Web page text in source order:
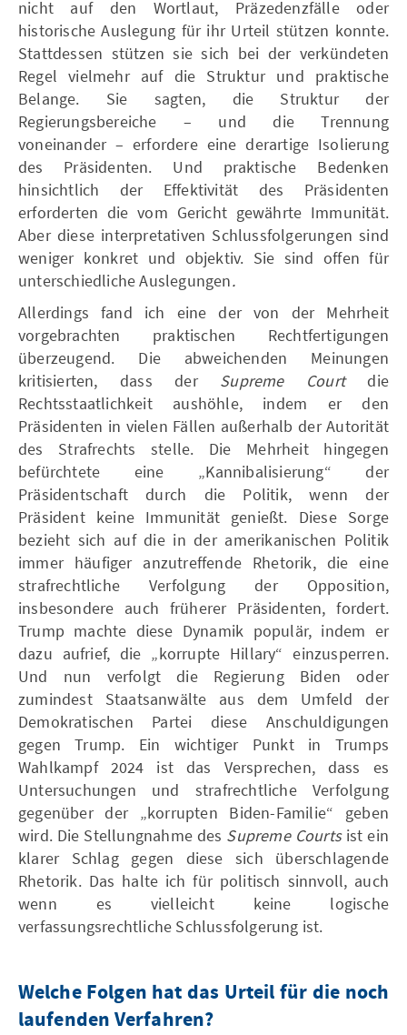
nicht auf den Wortlaut, Präzedenzfälle oder
historische Auslegung für ihr Urteil stützen konnte.
Stattdessen stützen sie sich bei der verkündeten
Regel vielmehr auf die Struktur und praktische
Belange. Sie sagten, die Struktur der
Regierungsbereiche – und die Trennung
voneinander – erfordere eine derartige Isolierung
des Präsidenten. Und praktische Bedenken
hinsichtlich der Effektivität des Präsidenten
erforderten die vom Gericht gewährte Immunität.
Aber diese interpretativen Schlussfolgerungen sind
weniger konkret und objektiv. Sie sind offen für
unterschiedliche Auslegungen.
Allerdings fand ich eine der von der Mehrheit
vorgebrachten praktischen Rechtfertigungen
überzeugend. Die abweichenden Meinungen
kritisierten, dass der Supreme Courtdie
Rechtsstaatlichkeit aushöhle, indem er den
Präsidenten in vielen Fällen außerhalb der Autorität
des Strafrechts stelle. Die Mehrheit hingegen
befürchtete eine „Kannibalisierung“ der
Präsidentschaft durch die Politik, wenn der
Präsident keine Immunität genießt. Diese Sorge
bezieht sich auf die in der amerikanischen Politik
immer häufiger anzutreffende Rhetorik, die eine
strafrechtliche Verfolgung der Opposition,
insbesondere auch früherer Präsidenten, fordert.
Trump machte diese Dynamik populär, indem er
dazu aufrief, die „korrupte Hillary“ einzusperren.
Und nun verfolgt die Regierung Biden oder
zumindest Staatsanwälte aus dem Umfeld der
Demokratischen Partei diese Anschuldigungen
gegen Trump. Ein wichtiger Punkt in Trumps
Wahlkampf 2024 ist das Versprechen, dass es
Untersuchungen und strafrechtliche Verfolgung
gegenüber der „korrupten Biden-Familie“ geben
wird. Die Stellungnahme des Supreme Courtsist ein
klarer Schlag gegen diese sich überschlagende
Rhetorik. Das halte ich für politisch sinnvoll, auch
wenn es vielleicht keine logische
verfassungsrechtliche Schlussfolgerung ist.
Welche Folgen hat das Urteil für die noch
laufenden Verfahren?